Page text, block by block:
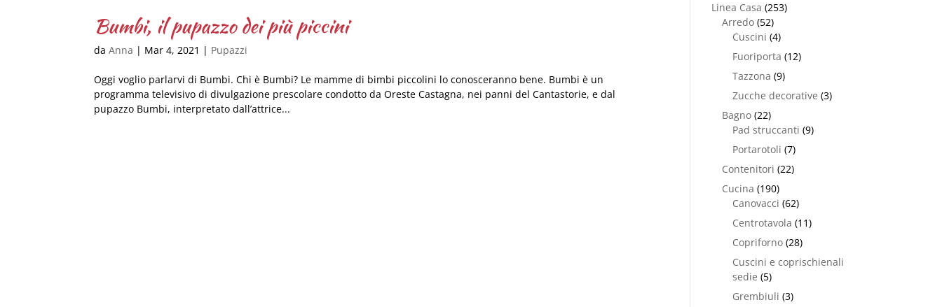
Bumbi, il pupazzo dei più piccini
daAnna | Mar 4, 2021 | Pupazzi
Oggi voglio parlarvi di Bumbi. Chi è Bumbi? Le mamme di bimbi piccolini lo conosceranno bene. Bumbi è un
programma televisivo di divulgazione prescolare condotto da Oreste Castagna, nei panni del Cantastorie, e dal
pupazzo Bumbi, interpretato dall’attrice...
Linea Casa (253)
Arredo (52)
Cuscini (4)
Fuoriporta (12)
Tazzona (9)
Zucche decorative (3)
Bagno (22)
Pad struccanti (9)
Portarotoli (7)
Contenitori (22)
Cucina (190)
Canovacci (62)
Centrotavola (11)
Copriforno (28)
Cuscini e coprischienali
sedie (5)
Grembiuli (3)